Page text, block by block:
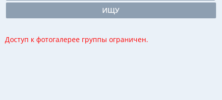
ИЩУ
Доступ к фотогалерее группы ограничен.